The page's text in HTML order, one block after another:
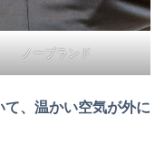
ノーブランド
、温かい空気が外に